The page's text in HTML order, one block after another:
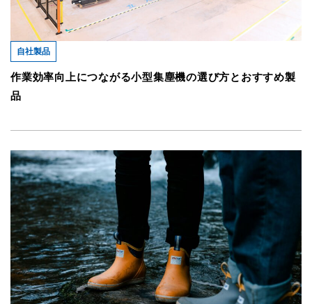
自社製品
作業効率向上につながる小型集塵機の選び方とおすすめ製
品